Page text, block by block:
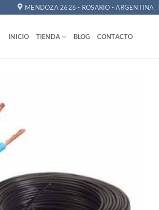
MENDOZA 2626 - ROSARIO - ARGENTINA
INICIO TIENDA BLOG CONTACTO